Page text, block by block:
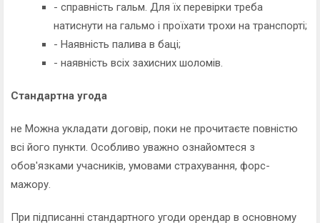
- справність гальм. Для їх перевірки треба
натиснути на гальмо і проїхати трохи на транспорті;
- Наявність палива в баці;
- наявність всіх захисних шоломів.
Стандартна угода
не Можна укладати договір, поки не прочитаєте повністю
всі його пункти. Особливо уважно ознайомтеся з
обов'язками учасників, умовами страхування, форс-
мажору.
При підписанні стандартного угоди орендар в основному